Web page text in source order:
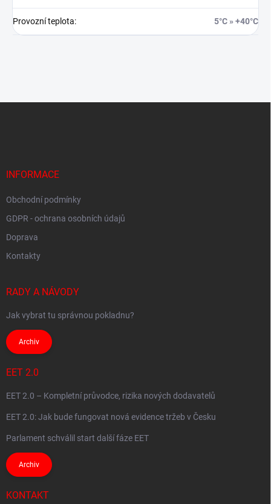
Provozní teplota: 5°C » +40°C
INFORMACE
Obchodní podmínky
GDPR - ochrana osobních údajů
Doprava
Kontakty
RADY A NÁVODY
Jak vybrat tu správnou pokladnu?
Archiv
EET 2.0
EET 2.0 – Kompletní průvodce, rizika nových dodavatelů
EET 2.0: Jak bude fungovat nová evidence tržeb v Česku
Parlament schválil start další fáze EET
Archiv
KONTAKT